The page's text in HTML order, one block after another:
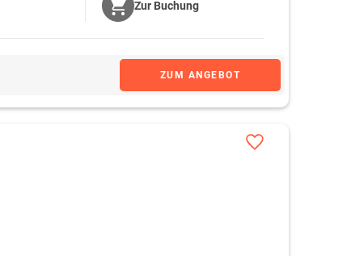
ZUM ANGEBOT
Zur Buchung